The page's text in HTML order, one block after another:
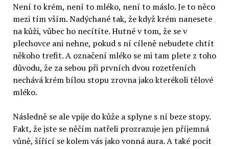
Není to krém, není to mléko, není to máslo. Je to něco
mezi tím vším. Nadýchané tak, že když krém nanesete
na kůži, vůbec ho necítíte. Hutné v tom, že se v
plechovce ani nehne, pokud s ní cíleně nebudete chtít
někoho trefit. A označení mléko se mi tam plete z toho
důvodu, že za sebou při prvních dvou rozetřeních
nechává krém bílou stopu zrovna jako kterékoli tělové
mléko.
Následně se ale vpije do kůže a splyne s ní beze stopy.
Fakt, že jste se něčím natřeli prozrazuje jen příjemná
vůně, šířící se kolem vás jako vonná aura. A také pocit